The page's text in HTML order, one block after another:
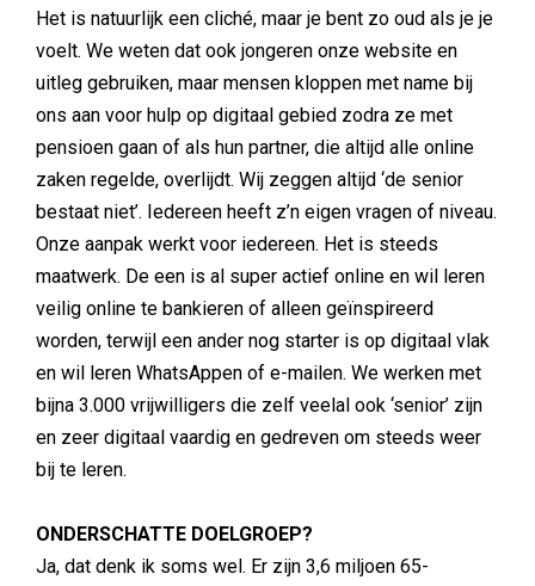
Het is natuurlijk een cliché, maar je bent zo oud als je je
voelt. We weten dat ook jongeren onze website en
uitleg gebruiken, maar mensen kloppen met name bij
ons aan voor hulp op digitaal gebied zodra ze met
pensioen gaan of als hun partner, die altijd alle online
zaken regelde, overlijdt. Wij zeggen altijd ‘de senior
bestaat niet’. Iedereen heeft z’n eigen vragen of niveau.
Onze aanpak werkt voor iedereen. Het is steeds
maatwerk. De een is al super actief online en wil leren
veilig online te bankieren of alleen geïnspireerd
worden, terwijl een ander nog starter is op digitaal vlak
en wil leren WhatsAppen of e-mailen. We werken met
bijna 3.000 vrijwilligers die zelf veelal ook ‘senior’ zijn
en zeer digitaal vaardig en gedreven om steeds weer
bij te leren.
ONDERSCHATTE DOELGROEP?
Ja, dat denk ik soms wel. Er zijn 3,6 miljoen 65-